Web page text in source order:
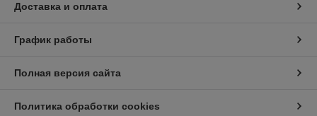
Доставка и оплата
График работы
Полная версия сайта
Политика обработки cookies